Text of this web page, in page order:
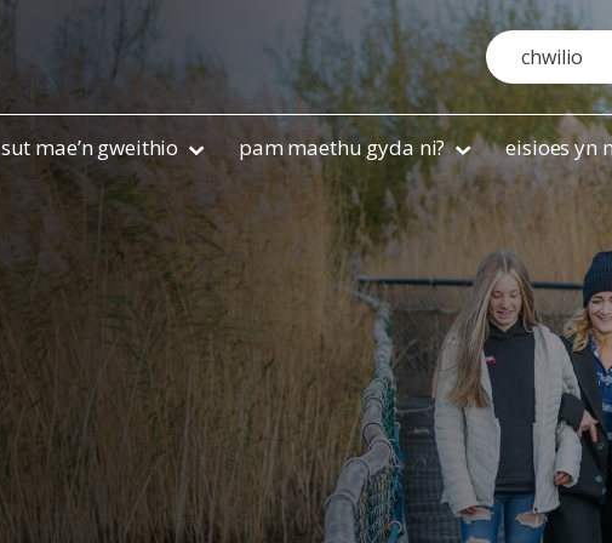
Search
sut mae’n gweithio pam maethu gyda ni? eisioes yn